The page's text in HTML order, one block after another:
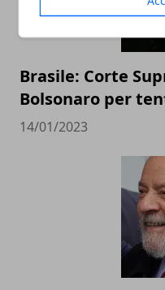
Brasile: Corte
Bolsonaro per
14/01/2023